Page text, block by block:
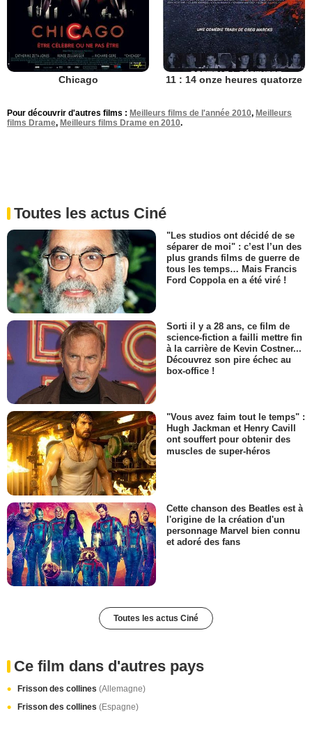
Chicago 11 : 14 onze heures quatorze
Pour découvrir d'autres films : Meilleurs films de l'année 2010, Meilleurs
films Drame, Meilleurs films Drame en 2010.
Toutes les actus Ciné
"Les studios ont décidé de se
séparer de moi" : c’est l’un des
plus grands films de guerre de
tous les temps… Mais Francis
Ford Coppola en a été viré !
Sorti il y a 28 ans, ce film de
science-fiction a failli mettre fin
à la carrière de Kevin Costner...
Découvrez son pire échec au
box-office !
"Vous avez faim tout le temps" :
Hugh Jackman et Henry Cavill
ont souffert pour obtenir des
muscles de super-héros
Cette chanson des Beatles est à
l'origine de la création d'un
personnage Marvel bien connu
et adoré des fans
Toutes les actus Ciné
Ce film dans d'autres pays
Frisson des collines (Allemagne)
Frisson des collines (Espagne)